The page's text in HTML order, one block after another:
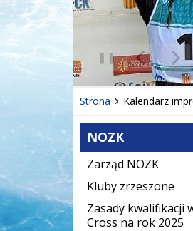
Poprzedni
❚❚
Strona Kalendarz
NOZK
Zarząd NOZK
Kluby zrzeszone
Zasady kwalifikacji
Cross na rok 2025